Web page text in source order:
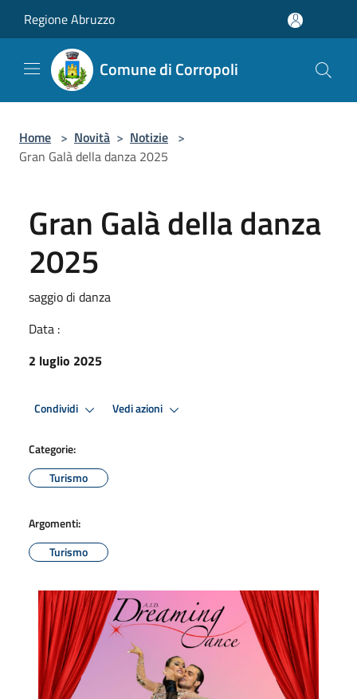
Regione Abruzzo
Comune di Corropoli
Home > Novità > Notizie >
Gran Galà della danza 2025
Gran Galà della danza
2025
saggio di danza
Data :
2 luglio 2025
Condividi Vedi azioni
Categorie:
Turismo
Argomenti:
Turismo